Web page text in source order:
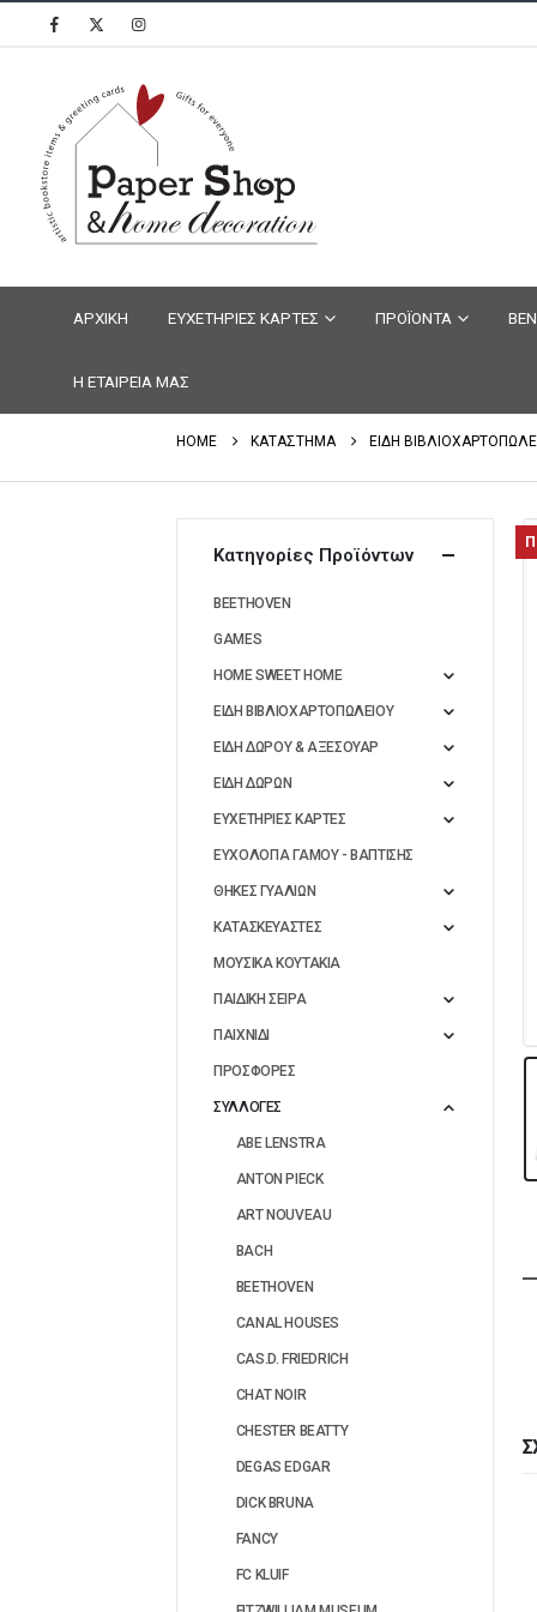
ΑΡΧΙΚΗ ΕΥΧΕΤΗΡΙΕΣ ΚΑΡΤΕΣ ΠΡΟΪΟΝΤΑ
Η ΕΤΑΙΡΕΙΑ ΜΑΣ
HOME ΚΑΤΑΣΤΗΜΑ ΕΙΔΗ
Κατηγορίες Προϊόντων
BEETHOVEN
GAMES
HOME SWEET HOME
ΕΙΔΗ ΒΙΒΛΙΟΧΑΡΤΟΠΩΛΕΙΟΥ
ΕΙΔΗ ΔΩΡΟΥ & ΑΞΕΣΟΥΑΡ
ΕΙΔΗ ΔΩΡΩΝ
ΕΥΧΕΤΗΡΙΕΣ ΚΑΡΤΕΣ
ΕΥΧΟΛΟΓΙΑ ΓΑΜΟΥ - ΒΑΠΤΙΣΗΣ
ΘΗΚΕΣ ΓΥΑΛΙΩΝ
ΚΑΤΑΣΚΕΥΑΣΤΕΣ
ΜΟΥΣΙΚΑ ΚΟΥΤΑΚΙΑ
ΠΑΙΔΙΚΗ ΣΕΙΡΑ
ΠΑΙΧΝΙΔΙ
ΠΡΟΣΦΟΡΕΣ
ΣΥΛΛΟΓΕΣ
ABE LENSTRA
ANTON PIECK
ART NOUVEAU
BACH
BEETHOVEN
CANAL HOUSES
CAS.D. FRIEDRICH
CHAT NOIR
CHESTER BEATTY
DEGAS EDGAR
DICK BRUNA
FANCY
FC KLUIF